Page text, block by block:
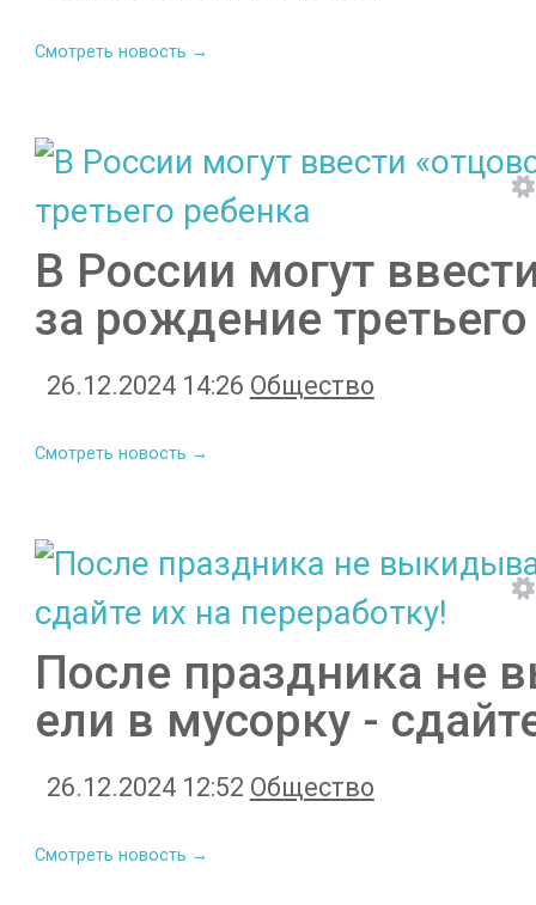
Смотреть новость →
В России могут
за рождение
26.12.2024 14:26 Общество
Смотреть новость →
После праздника не
ели в мусорку -
26.12.2024 12:52 Общество
Смотреть новость →